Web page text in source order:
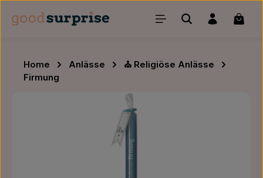
Zum Hauptinhalt springen
Home Anlässe
⛪ Religiöse Anlässe
Firmung